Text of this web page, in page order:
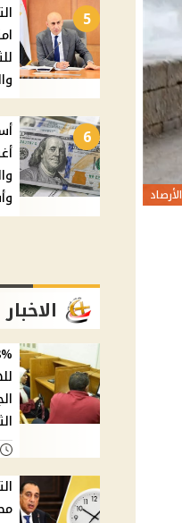
الأرصاد
5
6
07 أغسطس, 2026 09:57 م